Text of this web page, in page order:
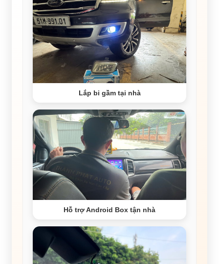
Lắp bi gầm tại nhà
Hỗ trợ Android Box tận nhà